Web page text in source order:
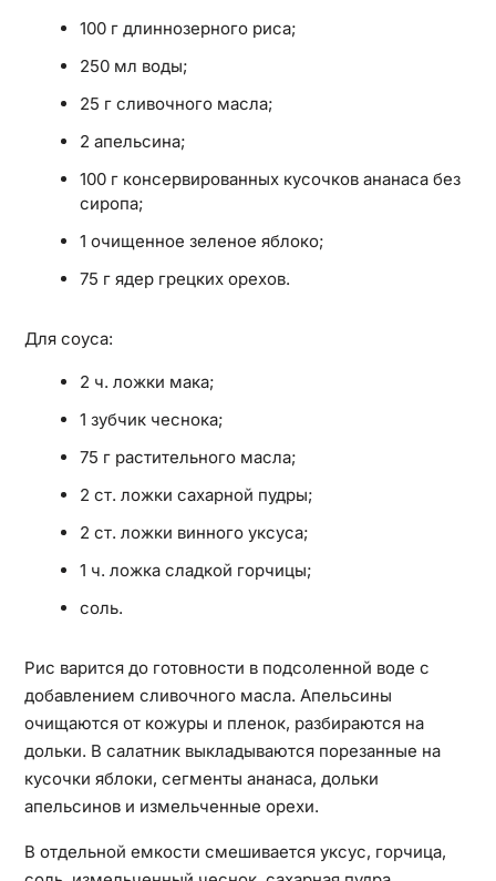
100 г длиннозерного риса;
250 мл воды;
25 г сливочного масла;
2 апельсина;
100 г консервированных кусочков ананаса без
сиропа;
1 очищенное зеленое яблоко;
75 г ядер грецких орехов.
Для соуса:
2 ч. ложки мака;
1 зубчик чеснока;
75 г растительного масла;
2 ст. ложки сахарной пудры;
2 ст. ложки винного уксуса;
1 ч. ложка сладкой горчицы;
соль.
Рис варится до готовности в подсоленной воде с
добавлением сливочного масла. Апельсины
очищаются от кожуры и пленок, разбираются на
дольки. В салатник выкладываются порезанные на
кусочки яблоки, сегменты ананаса, дольки
апельсинов и измельченные орехи.
В отдельной емкости смешивается уксус, горчица,